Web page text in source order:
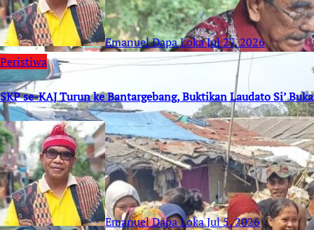
Emanuel Dapa LokaJul 27, 2026
Peristiwa
SKP se-KAJ Turun ke Bantargebang, Buktikan Laudato Si’
Emanuel Dapa LokaJul 5, 2026